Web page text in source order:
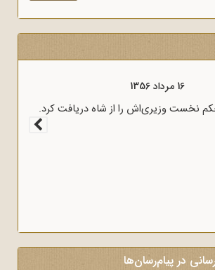
16 مرداد 1356
حکم نخست وزیری‌اش را از شاه دریافت کرد.
در پیام‌رسان‌ها